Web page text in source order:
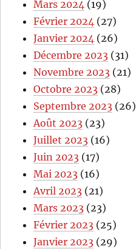
Mars 2024 (19)
Février 2024 (27)
Janvier 2024 (26)
Décembre 2023 (31)
Novembre 2023 (21)
Octobre 2023 (28)
Septembre 2023 (26)
Août 2023 (23)
Juillet 2023 (16)
Juin 2023 (17)
Mai 2023 (16)
Avril 2023 (21)
Mars 2023 (23)
Février 2023 (25)
Janvier 2023 (29)